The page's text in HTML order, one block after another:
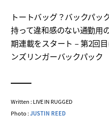
トートバッグ？バックパッ
持って違和感のない通勤用
期連載をスタート – 第2回
ンズリンガーバックパック
Written : LIVE IN RUGGED
Photo :JUSTIN REED